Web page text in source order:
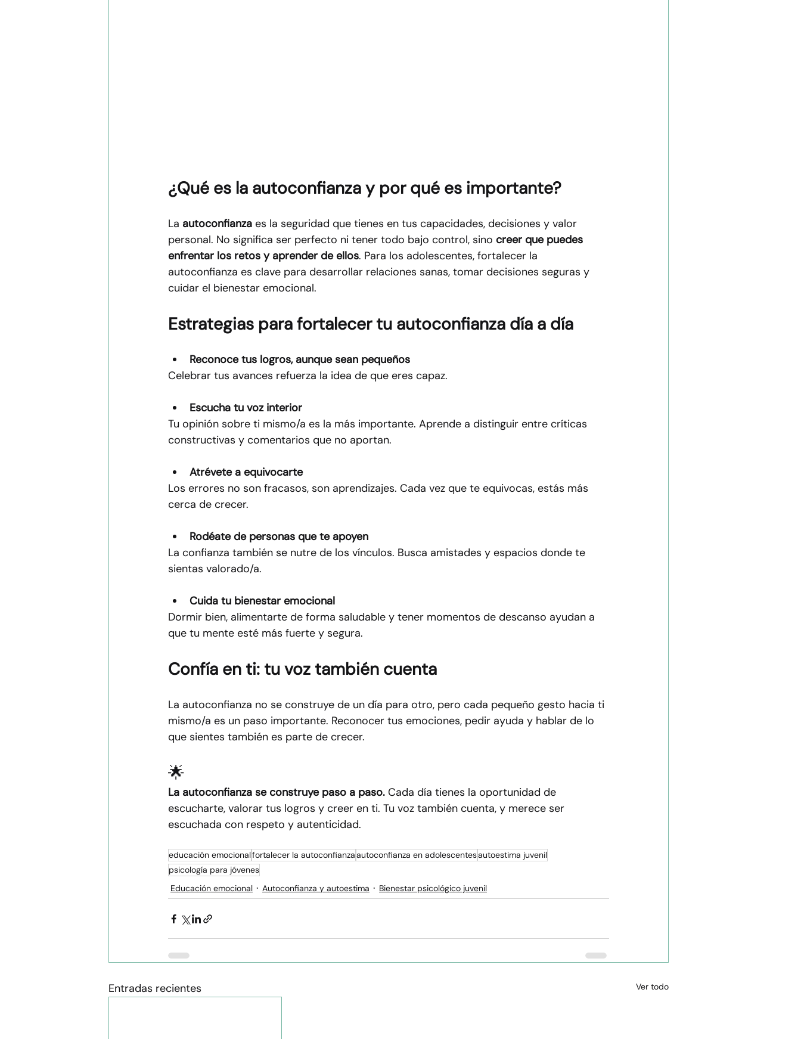
¿Qué es la autoconfianza y por qué es importante?
La autoconfianza es la seguridad que tienes en tus capacidades, decisiones y valor
personal. No significa ser perfecto ni tener todo bajo control, sino creer que puedes
enfrentar los retos y aprender de ellos. Para los adolescentes, fortalecer la
autoconfianza es clave para desarrollar relaciones sanas, tomar decisiones seguras y
cuidar el bienestar emocional.
Estrategias para fortalecer tu autoconfianza día a día
Reconoce tus logros, aunque sean pequeños
Celebrar tus avances refuerza la idea de que eres capaz.
Escucha tu voz interior
Tu opinión sobre ti mismo/a es la más importante. Aprende a distinguir entre críticas
constructivas y comentarios que no aportan.
Atrévete a equivocarte
Los errores no son fracasos, son aprendizajes. Cada vez que te equivocas, estás más
cerca de crecer.
Rodéate de personas que te apoyen
La confianza también se nutre de los vínculos. Busca amistades y espacios donde te
sientas valorado/a.
Cuida tu bienestar emocional
Dormir bien, alimentarte de forma saludable y tener momentos de descanso ayudan a
que tu mente esté más fuerte y segura.
Confía en ti: tu voz también cuenta
La autoconfianza no se construye de un día para otro, pero cada pequeño gesto hacia ti
mismo/a es un paso importante. Reconocer tus emociones, pedir ayuda y hablar de lo
que sientes también es parte de crecer.
🌟
La autoconfianza se construye paso a paso. Cada día tienes la oportunidad de
escucharte, valorar tus logros y creer en ti. Tu voz también cuenta, y merece ser
escuchada con respeto y autenticidad.
educación emocionalfortalecer la autoconfianzaautoconfianza en adolescentesautoestima juvenil
psicología para jóvenes
Educación emocional
Autoconfianza y autoestima Bienestar psicológico juvenil
Entradas recientes Ver todo